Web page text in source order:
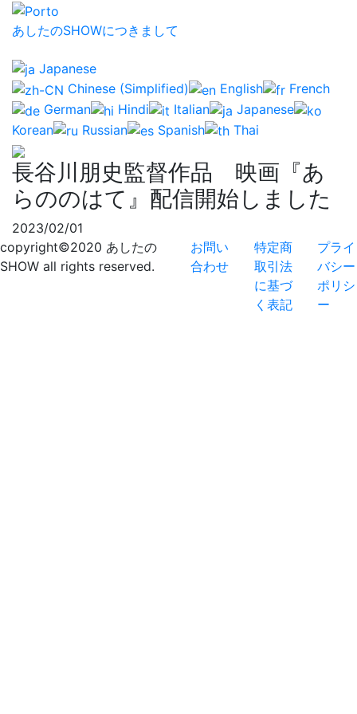
あしたのSHOWにつきまして
Japanese
Chinese (Simplified)
English
French
German
Hindi Italian
Japanese
Korean
Russian Spanish Thai
長谷川朋史監督作品 映画『あ
らののはて』配信開始しました
2023/02/01
copyright©2020 あしたの
SHOW all rights reserved.
お問い
合わせ
特定商
取引法
に基づ
く表記
プライ
バシー
ポリシ
ー